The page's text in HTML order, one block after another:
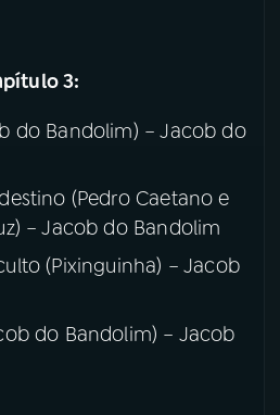
3:
do Bandolim) – Jacob do
(Pedro Caetano e
– Jacob do Bandolim
(Pixinguinha) – Jacob
do Bandolim) – Jacob